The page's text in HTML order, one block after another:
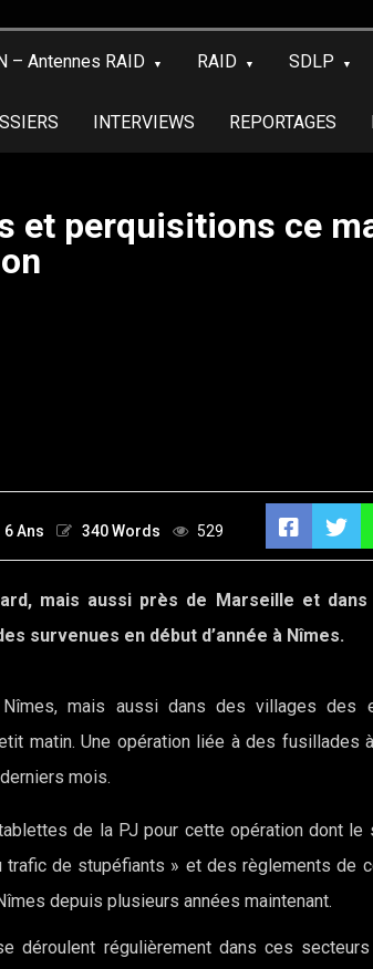
– Antennes RAID RAID SDLP
INTERVIEWS REPORTAGES
et perquisitions ce
6 Ans 340 Words 529
mais aussi près de Marseille et
survenues en début d’année à Nîmes.
mais aussi dans des villages des
matin. Une opération liée à des fusillades
mois.
de la PJ pour cette opération dont le
de stupéfiants » et des règlements de
depuis plusieurs années maintenant.
déroulent régulièrement dans ces